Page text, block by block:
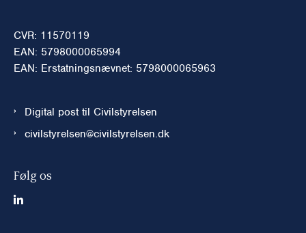
CVR: 11570119
EAN: 5798000065994
EAN: Erstatningsnævnet: 5798000065963
Digital post til Civilstyrelsen
civilstyrelsen@civilstyrelsen.dk
Følg os